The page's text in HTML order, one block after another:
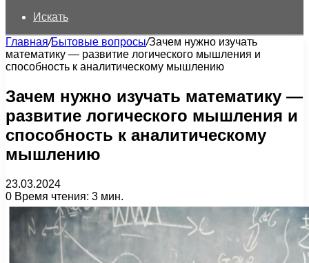
Искать
Главная/Бытовые вопросы/Зачем нужно изучать
математику — развитие логического мышления и
способность к аналитическому мышлению
Зачем нужно изучать математику —
развитие логического мышления и
способность к аналитическому
мышлению
23.03.2024
0 Время чтения: 3 мин.